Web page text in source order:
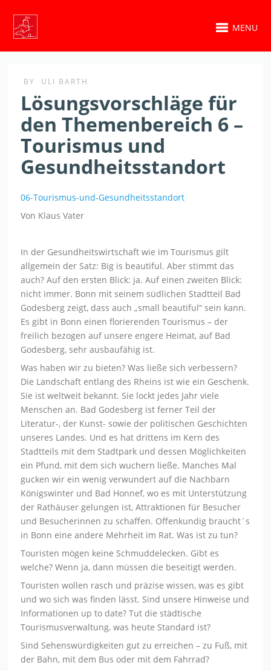
MENU
BY ULI BARTH
Lösungsvorschläge für
den Themenbereich 6 –
Tourismus und
Gesundheitsstandort
06-Tourismus-und-Gesundheitsstandort
Von Klaus Vater
In der Gesundheitswirtschaft wie im Tourismus gilt
allgemein der Satz: Big is beautiful. Aber stimmt das
auch? Auf den ersten Blick: ja. Auf einen zweiten Blick:
nicht immer. Bonn mit seinem südlichen Stadtteil Bad
Godesberg zeigt, dass auch „small beautiful“ sein kann.
Es gibt in Bonn einen florierenden Tourismus – der
freilich bezogen auf unsere engere Heimat, auf Bad
Godesberg, sehr ausbaufähig ist.
Was haben wir zu bieten? Was ließe sich verbessern?
Die Landschaft entlang des Rheins ist wie ein Geschenk.
Sie ist weltweit bekannt. Sie lockt jedes Jahr viele
Menschen an. Bad Godesberg ist ferner Teil der
Literatur-, der Kunst- sowie der politischen Geschichten
unseres Landes. Und es hat drittens im Kern des
Stadtteils mit dem Stadtpark und dessen Möglichkeiten
ein Pfund, mit dem sich wuchern ließe. Manches Mal
gucken wir ein wenig verwundert auf die Nachbarn
Königswinter und Bad Honnef, wo es mit Unterstützung
der Rathäuser gelungen ist, Attraktionen für Besucher
und Besucherinnen zu schaffen. Offenkundig braucht´s
in Bonn eine andere Mehrheit im Rat. Was ist zu tun?
Touristen mögen keine Schmuddelecken. Gibt es
welche? Wenn ja, dann müssen die beseitigt werden.
Touristen wollen rasch und präzise wissen, was es gibt
und wo sich was finden lässt. Sind unsere Hinweise und
Informationen up to date? Tut die städtische
Tourismusverwaltung, was heute Standard ist?
Sind Sehenswürdigkeiten gut zu erreichen – zu Fuß, mit
der Bahn, mit dem Bus oder mit dem Fahrrad?